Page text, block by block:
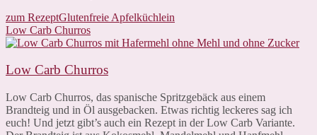
zum RezeptGlutenfreie Apfelküchlein
Low Carb Churros
Low Carb Churros
Low Carb Churros, das spanische Spritzgebäck aus einem
Brandteig und in Öl ausgebacken. Etwas richtig leckeres sag ich
euch! Und jetzt gibt’s auch ein Rezept in der Low Carb Variante.